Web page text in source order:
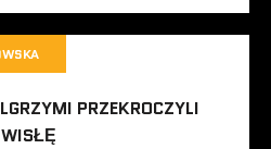
PRZEKROCZYLI
WISŁĘ